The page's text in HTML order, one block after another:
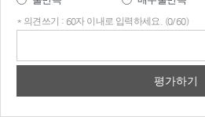
* 의견쓰기 : 60자 이내로 입력하세요. (0/60)